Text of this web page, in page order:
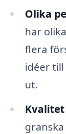
Olika
har
flera
idéer
ut.